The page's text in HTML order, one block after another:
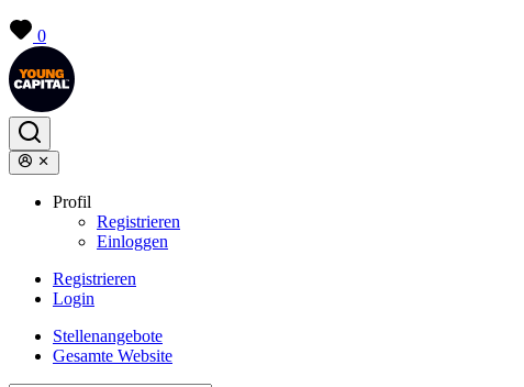
0
Profil
Registrieren
Einloggen
Registrieren
Login
Stellenangebote
Gesamte Website